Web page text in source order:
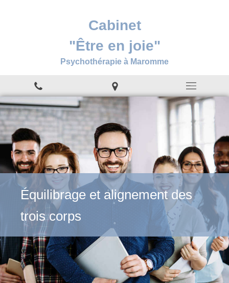
Cabinet
"Être en joie"
Psychothérapie à Maromme
Coaching de vie
Équilibrage et alignement des
trois corps
Libération émotionnelle